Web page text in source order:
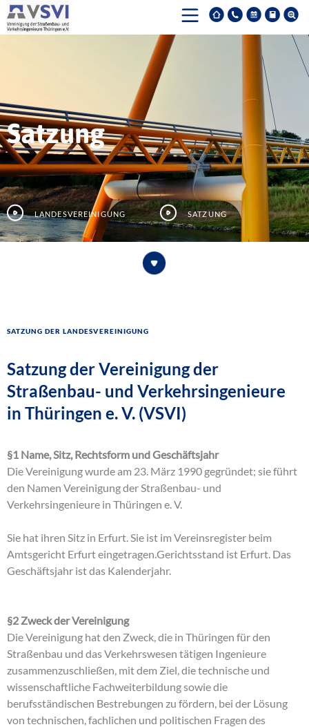
Satzung
Landesvereinigung Satzung
Satzung der Landesvereinigung
Satzung der Vereinigung der
Straßenbau- und Verkehrsingenieure
in Thüringen e. V. (VSVI)
§1 Name, Sitz, Rechtsform und Geschäftsjahr
Die Vereinigung wurde am 23. März 1990 gegründet; sie führt
den Namen Vereinigung der Straßenbau- und
Verkehrsingenieure in Thüringen e. V.
Sie hat ihren Sitz in Erfurt. Sie ist im Vereinsregister beim
Amtsgericht Erfurt eingetragen.Gerichtsstand ist Erfurt. Das
Geschäftsjahr ist das Kalenderjahr.
§2 Zweck der Vereinigung
Die Vereinigung hat den Zweck, die in Thüringen für den
Straßenbau und das Verkehrswesen tätigen Ingenieure
zusammenzuschließen, mit dem Ziel, die technische und
wissenschaftliche Fachweiterbildung sowie die
berufsständischen Bestrebungen zu fördern, bei der Lösung
von technischen, fachlichen und politischen Fragen des